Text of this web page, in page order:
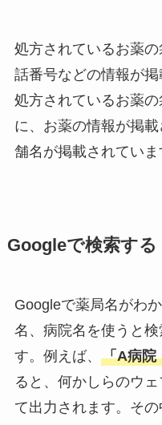
処方されているお薬
話番号などの情報が掲
処方されているお薬
に、お薬の情報が掲
舗名が掲載されていま
Googleで検索する
Googleで薬局名がわ
名、病院名を使うと
す。例えば、 「A病
ると、何かしらのウ
て出力されます。そ